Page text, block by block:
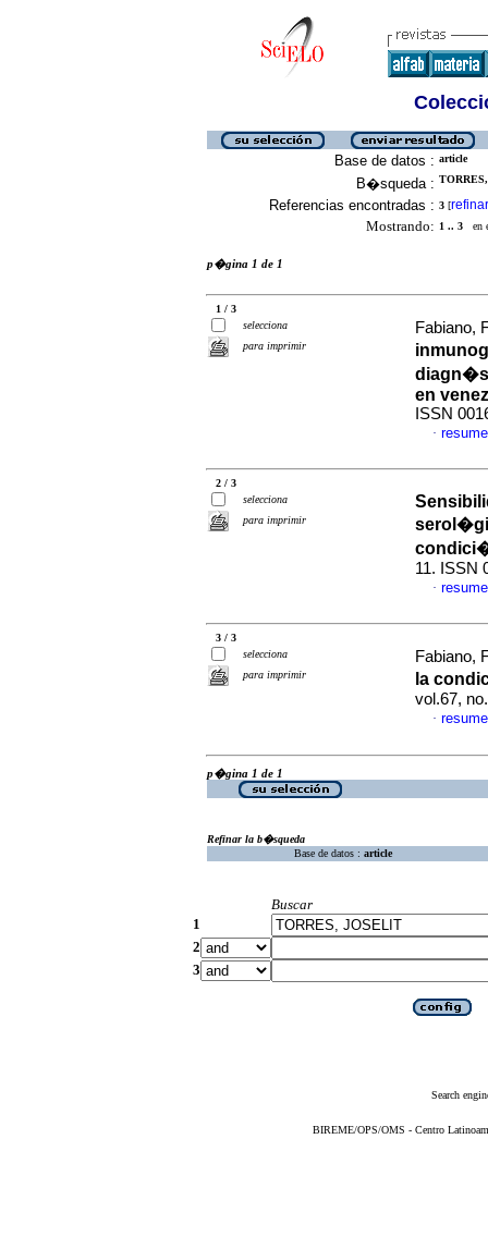
Base de datos : article
B�squeda :
Referencias encontradas : 3 [refinar
Mostrando: 1 .. 3 en
p�gina 1 de 1
1 / 3
selecciona
para imprimir
Fabiano,
en
ISSN
·
2 / 3
selecciona
para imprimir
11. ISSN
·
3 / 3
selecciona
para imprimir
Fabiano,
la
vol.67,
·
p�gina 1 de 1
Refinar la b�squeda
Base de datos : article
Buscar
1
2
3
Search
BIREME/OPS/OMS - Centro